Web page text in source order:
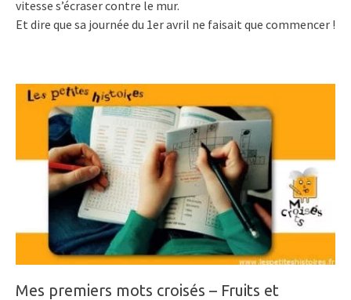
vitesse s’écraser contre le mur.
Et dire que sa journée du 1er avril ne faisait que commencer !
Mes premiers mots croisés – Fruits et